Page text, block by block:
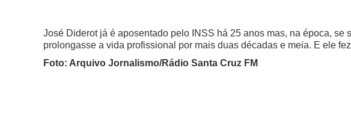
José Diderot já é aposentado pelo INSS há 25 anos mas, na época,
prolongasse a vida profissional por mais duas décadas e meia. E ele
Foto: Arquivo Jornalismo/Rádio Santa Cruz FM